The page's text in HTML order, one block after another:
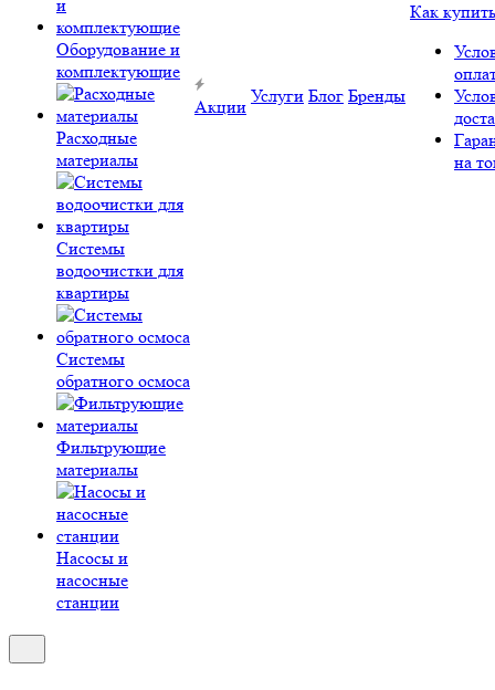
Оборудование и
комплектующие
Расходные
материалы
Системы
водоочистки для
квартиры
Системы
обратного осмоса
Фильтрующие
материалы
Насосы и
насосные
станции
Акции
Услуги Блог Бренды
Как купить
на